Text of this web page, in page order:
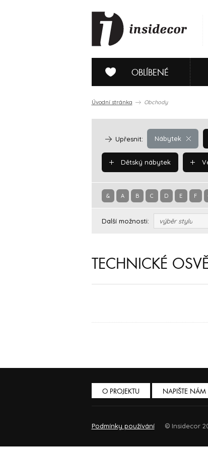
OBLÍBENÉ
Úvodní stránka Obchody
Nábytek
Upřesnit:
Dětský nábytek
& A B C D E F
Další možnosti: výběr stylu
TECHNICKÉ
O PROJEKTU NAPIŠTE NÁM
Podmínky používání © Insidecor